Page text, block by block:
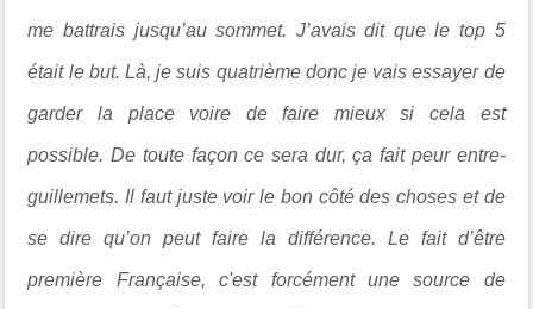
me battrais jusqu’au sommet. J’avais dit que le top 5
était le but. Là, je suis quatrième donc je vais essayer de
garder la place voire de faire mieux si cela est
possible.De toute façon ce sera dur, ça fait peur entre-
guillemets. Il faut juste voir le bon côté des choses et de
se dire qu’on peut faire la différence. Le fait d’être
première Française, c'est forcément une source de